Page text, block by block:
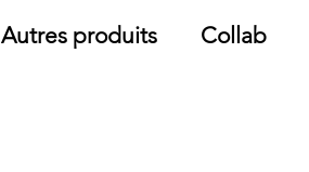
Autres produits Collab